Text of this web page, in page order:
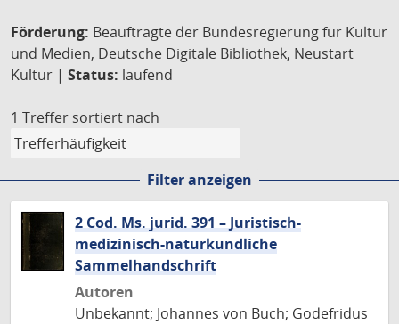
Förderung: Beauftragte der Bundesregierung für Kultur
und Medien, Deutsche Digitale Bibliothek, Neustart
Kultur | Status: laufend
1 Treffer sortiert nach
Filter anzeigen
2 Cod. Ms. jurid. 391 – Juristisch-
medizinisch-naturkundliche
Sammelhandschrift
Autoren
Unbekannt; Johannes von Buch; Godefridus